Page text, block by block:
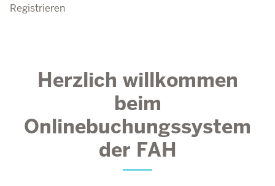
Registrieren
Herzlich willkommen
beim
Onlinebuchungssystem
der FAH